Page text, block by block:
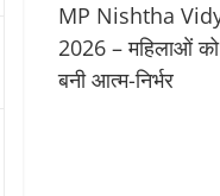
MP Nishtha
2026 – महिलाओं को
बनी आत्म-निर्भर